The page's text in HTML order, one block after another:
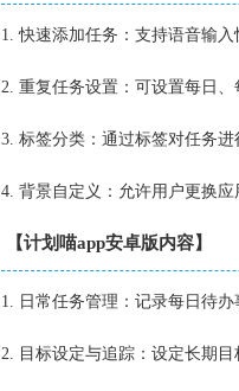
1. 快速添加任务：支持语音输
2. 重复任务设置：可设置每日、
3. 标签分类：通过标签对任务进
4. 背景自定义：允许用户更换应
【计划喵app安卓版内容】
1. 日常任务管理：记录每日待办
2. 目标设定与追踪：设定长期目